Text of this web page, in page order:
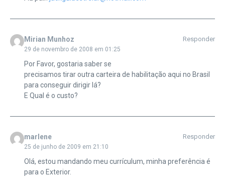
Mirian Munhoz
29 de novembro de 2008 em 01:25
Responder
Por Favor, gostaria saber se
precisamos tirar outra carteira de habilitação aqui no Brasil
para conseguir dirigir lá?
E Qual é o custo?
marlene
25 de junho de 2009 em 21:10
Responder
Olá, estou mandando meu currículum, minha preferência é
para o Exterior.